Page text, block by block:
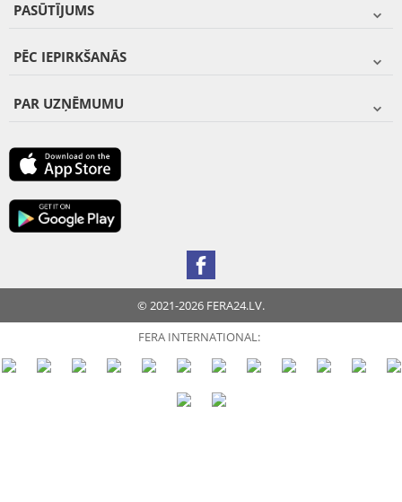
PASŪTĪJUMS
PĒC IEPIRKŠANĀS
PAR UZŅĒMUMU
© 2021-2026 FERA24.LV.
FERA INTERNATIONAL: